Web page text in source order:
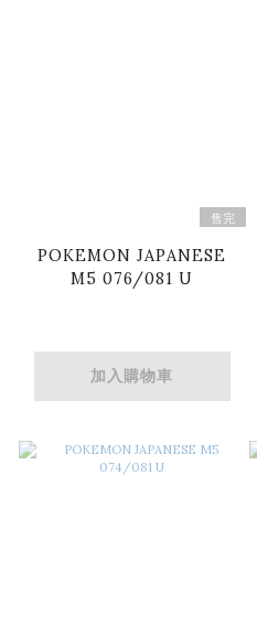
售完
POKEMON JAPANESE
M5 076/081 U
加入購物車